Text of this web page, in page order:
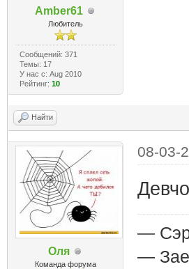
Amber61
Любитель
Сообщений: 371
Темы: 17
У нас с: Aug 2010
Рейтинг: 10
Найти
Оля
Команда форума
08-03-
—
—